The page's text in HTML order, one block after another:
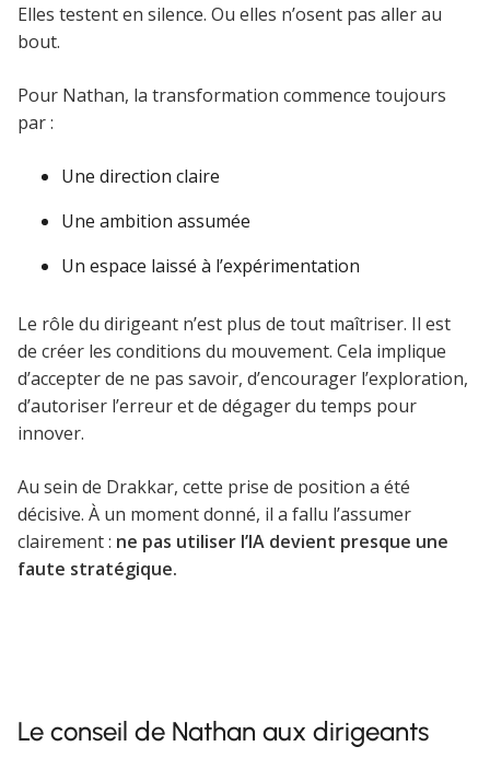
Elles testent en silence. Ou elles n’osent pas aller au
bout.
Pour Nathan, la transformation commence toujours
par :
Une direction claire
Une ambition assumée
Un espace laissé à l’expérimentation
Le rôle du dirigeant n’est plus de tout maîtriser. Il est
de créer les conditions du mouvement. Cela implique
d’accepter de ne pas savoir, d’encourager l’exploration,
d’autoriser l’erreur et de dégager du temps pour
innover.
Au sein de Drakkar, cette prise de position a été
décisive. À un moment donné, il a fallu l’assumer
clairement : ne pas utiliser l’IA devient presque une
faute stratégique.
Le conseil de Nathan aux dirigeants